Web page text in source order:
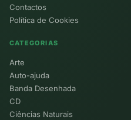
Contactos
Política de Cookies
CATEGORIAS
Arte
Auto-ajuda
Banda Desenhada
CD
Ciências Naturais